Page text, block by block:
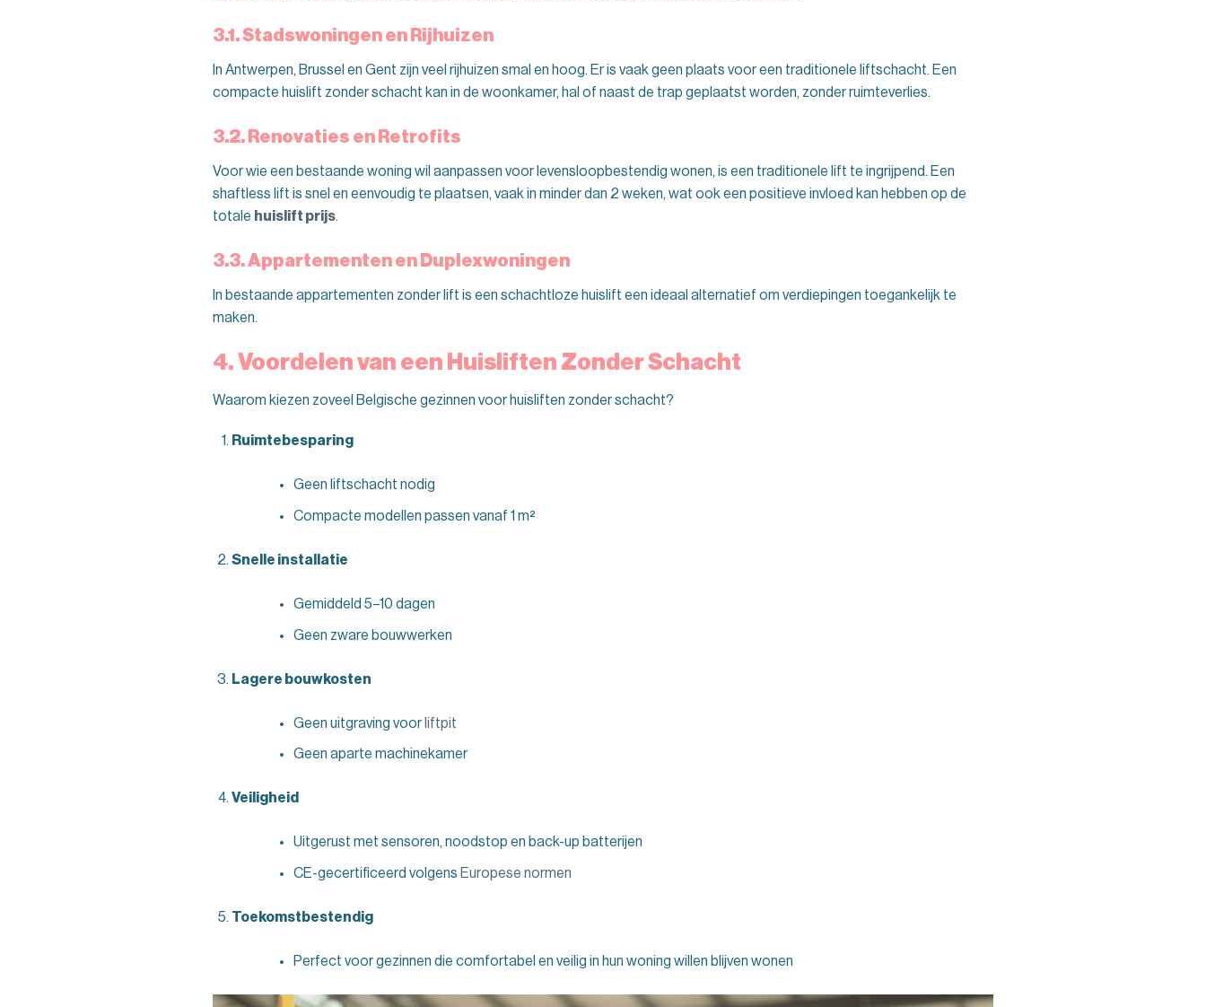
3.1. Stadswoningen en Rijhuizen
In Antwerpen, Brussel en Gent zijn veel rijhuizen smal en hoog. Er is vaak geen plaats voor een traditionele liftschacht. Een
compacte huislift zonder schacht kan in de woonkamer, hal of naast de trap geplaatst worden, zonder ruimteverlies.
3.2. Renovaties en Retrofits
Voor wie een bestaande woning wil aanpassen voor levensloopbestendig wonen, is een traditionele lift te ingrijpend. Een
shaftless lift is snel en eenvoudig te plaatsen, vaak in minder dan 2 weken, wat ook een positieve invloed kan hebben op de
totale huislift prijs.
3.3. Appartementen en Duplexwoningen
In bestaande appartementen zonder lift is een schachtloze huislift een ideaal alternatief om verdiepingen toegankelijk te
maken.
4. Voordelen van een Huisliften Zonder Schacht
Waarom kiezen zoveel Belgische gezinnen voor huisliften zonder schacht?
Ruimtebesparing
Geen liftschacht nodig
Compacte modellen passen vanaf 1 m²
Snelle installatie
Gemiddeld 5–10 dagen
Geen zware bouwwerken
Lagere bouwkosten
Geen uitgraving voor liftpit
Geen aparte machinekamer
Veiligheid
Uitgerust met sensoren, noodstop en back-up batterijen
CE-gecertificeerd volgens Europese normen
Toekomstbestendig
Perfect voor gezinnen die comfortabel en veilig in hun woning willen blijven wonen